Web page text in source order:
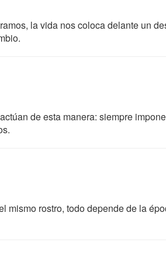
la vida nos coloca delante un
de esta manera: siempre
mismo rostro, todo depende de la